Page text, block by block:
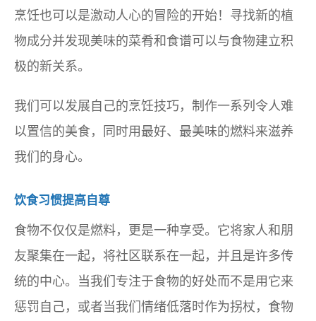
烹饪也可以是激动人心的冒险的开始！寻找新的植
物成分并发现美味的菜肴和食谱可以与食物建立积
极的新关系。
我们可以发展自己的烹饪技巧，制作一系列令人难
以置信的美食，同时用最好、最美味的燃料来滋养
我们的身心。
饮食习惯提高自尊
食物不仅仅是燃料，更是一种享受。它将家人和朋
友聚集在一起，将社区联系在一起，并且是许多传
统的中心。当我们专注于食物的好处而不是用它来
惩罚自己，或者当我们情绪低落时作为拐杖，食物